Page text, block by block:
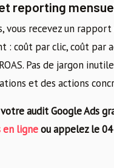
reporting
vous recevez un
: coût par clic, coût par
Pas de jargon
et des actions
audit Google Ads
en ligneou appelez le